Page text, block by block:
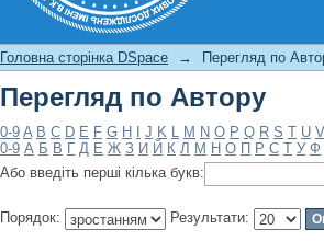
Перегляд по Автору
Головна сторінка DSpace → Перегляд по
Перегляд по Автору
0-9 A B C D E F G H J K L M N O P Q R S T U V
0-9 А Б В Г Д Е Ж З И Й К Л М Н О П Р С Т У Ф
Або введіть перші кілька букв:
Порядок: Результати: